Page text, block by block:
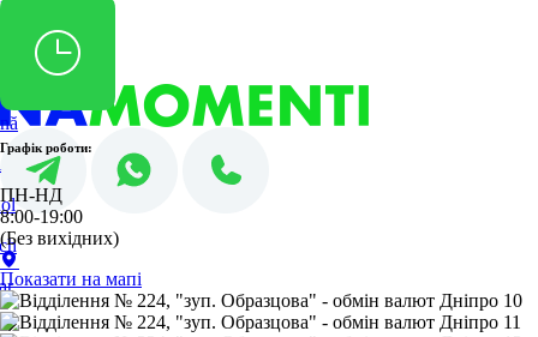
PL
Графік роботи:
ПН-НД
8:00-19:00
(Без вихідних)
Показати на мапі